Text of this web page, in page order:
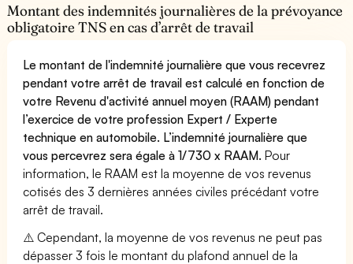
Montant des indemnités journalières de la prévoyance
obligatoire TNS en cas d’arrêt de travail
Le montant de l'indemnité journalière que vous recevrez
pendant votre arrêt de travail est calculé en fonction de
votre Revenu d'activité annuel moyen (RAAM) pendant
l’exercice de votre profession Expert / Experte
technique en automobile. L’indemnité journalière que
vous percevrez sera égale à 1/730 x RAAM. Pour
information, le RAAM est la moyenne de vos revenus
cotisés des 3 dernières années civiles précédant votre
arrêt de travail.
⚠️ Cependant, la moyenne de vos revenus ne peut pas
dépasser 3 fois le montant du plafond annuel de la